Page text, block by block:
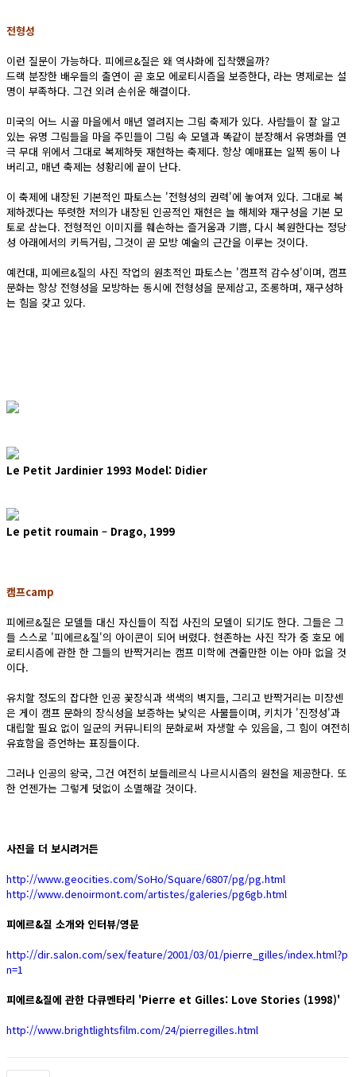
전형성
이런 질문이 가능하다. 피에르&질은 왜 역사화에 집착했을까?
드랙 분장한 배우들의 출연이 곧 호모 에로티시즘을 보증한다, 라는 명제로는 설
명이 부족하다. 그건 외려 손쉬운 해결이다.
미국의 어느 시골 마을에서 매년 열려지는 그림 축제가 있다. 사람들이 잘 알고
있는 유명 그림들을 마을 주민들이 그림 속 모델과 똑같이 분장해서 유명화를 연
극 무대 위에서 그대로 복제하듯 재현하는 축제다. 항상 예매표는 일찍 동이 나
버리고, 매년 축제는 성황리에 끝이 난다.
이 축제에 내장된 기본적인 파토스는 '전형성의 권력'에 놓여져 있다. 그대로 복
제하겠다는 뚜렷한 저의가 내장된 인공적인 재현은 늘 해체와 재구성을 기본 모
토로 삼는다. 전형적인 이미지를 훼손하는 즐거움과 기쁨, 다시 복원한다는 정당
성 아래에서의 키득거림, 그것이 곧 모방 예술의 근간을 이루는 것이다.
예컨대, 피에르&질의 사진 작업의 원초적인 파토스는 '캠프적 감수성'이며, 캠프
문화는 항상 전형성을 모방하는 동시에 전형성을 문제삼고, 조롱하며, 재구성하
는 힘을 갖고 있다.
Le Petit Jardinier 1993 Model: Didier
Le petit roumain – Drago, 1999
캠프camp
피에르&질은 모델들 대신 자신들이 직접 사진의 모델이 되기도 한다. 그들은 그
들 스스로 '피에르&질'의 아이콘이 되어 버렸다. 현존하는 사진 작가 중 호모 에
로티시즘에 관한 한 그들의 반짝거리는 캠프 미학에 견줄만한 이는 아마 없을 것
이다.
유치할 정도의 잡다한 인공 꽃장식과 색색의 벽지들, 그리고 반짝거리는 미쟝센
은 게이 캠프 문화의 장식성을 보증하는 낯익은 사물들이며, 키치가 '진정성'과
대립할 필요 없이 일군의 커뮤니티의 문화로써 자생할 수 있음을, 그 힘이 여전히
유효함을 증언하는 표징들이다.
그러나 인공의 왕국, 그건 여전히 보들레르식 나르시시즘의 원천을 제공한다. 또
한 언젠가는 그렇게 덧없이 소멸해갈 것이다.
사진을 더 보시려거든
http://www.geocities.com/SoHo/Square/6807/pg/pg.html
http://www.denoirmont.com/artistes/galeries/pg6gb.html
피에르&질 소개와 인터뷰/영문
http://dir.salon.com/sex/feature/2001/03/01/pierre_gilles/index.html?p
n=1
피에르&질에 관한 다큐멘타리 'Pierre et Gilles: Love Stories (1998)'
http://www.brightlightsfilm.com/24/pierregilles.html